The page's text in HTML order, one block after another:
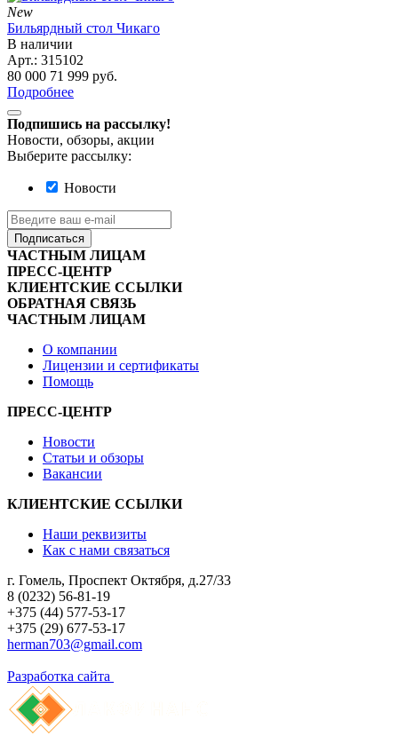
New
Бильярдный стол Чикаго
В наличии
Арт.: 315102
80 000 71 999 руб.
Подробнее
Подпишись на рассылку!
Новости, обзоры, акции
Выберите рассылку:
Новости
Подписаться
ЧАСТНЫМ ЛИЦАМ
ПРЕСС-ЦЕНТР
КЛИЕНТСКИЕ ССЫЛКИ
ОБРАТНАЯ СВЯЗЬ
ЧАСТНЫМ ЛИЦАМ
О компании
Лицензии и сертификаты
Помощь
ПРЕСС-ЦЕНТР
Новости
Статьи и обзоры
Вакансии
КЛИЕНТСКИЕ ССЫЛКИ
Наши реквизиты
Как с нами связаться
г. Гомель, Проспект Октября, д.27/33
8 (0232) 56-81-19
+375 (44) 577-53-17
+375 (29) 677-53-17
herman703@gmail.com
Разработка сайта